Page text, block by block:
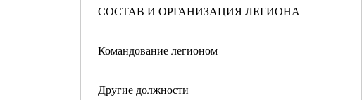
СОСТАВ И ОРГАНИЗАЦИЯ ЛЕГИОНА
Командование легионом
Другие должности